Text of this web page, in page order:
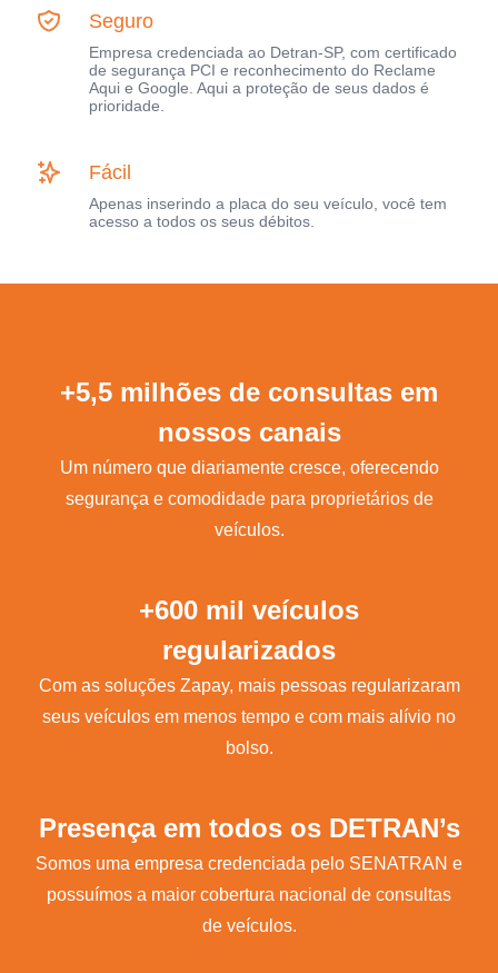
Seguro
Empresa credenciada ao Detran-SP, com certificado
de segurança PCI e reconhecimento do Reclame
Aqui e Google. Aqui a proteção de seus dados é
prioridade.
Fácil
Apenas inserindo a placa do seu veículo, você tem
acesso a todos os seus débitos.
+5,5 milhões de consultas em
nossos canais
Um número que diariamente cresce, oferecendo
segurança e comodidade para proprietários de
veículos.
+600 mil veículos
regularizados
Com as soluções Zapay, mais pessoas regularizaram
seus veículos em menos tempo e com mais alívio no
bolso.
Presença em todos os DETRAN’s
Somos uma empresa credenciada pelo SENATRAN e
possuímos a maior cobertura nacional de consultas
de veículos.